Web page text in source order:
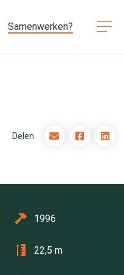
Samenwerken?
Delen
1996
22,5 m